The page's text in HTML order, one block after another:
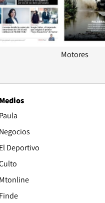
Motores
Medios
Paula
Negocios
El Deportivo
Mtonline
Finde